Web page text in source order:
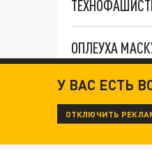
ОПЛЕУХА
ДАНЯ С ДАШЕЙ
У ВАС ЕСТЬ
ОТКЛЮЧИТЬ